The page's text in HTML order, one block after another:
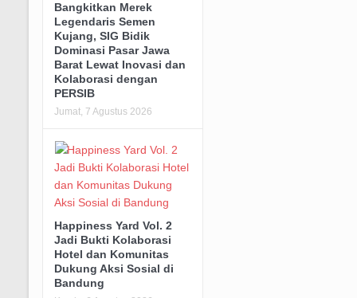
Bangkitkan Merek
Legendaris Semen
Kujang, SIG Bidik
Dominasi Pasar Jawa
Barat Lewat Inovasi dan
Kolaborasi dengan
PERSIB
Jumat, 7 Agustus 2026
Happiness Yard Vol. 2
Jadi Bukti Kolaborasi
Hotel dan Komunitas
Dukung Aksi Sosial di
Bandung